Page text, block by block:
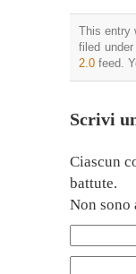
This entry
filed
2.0 feed.
Scrivi
Ciascun
battute.
Non sono